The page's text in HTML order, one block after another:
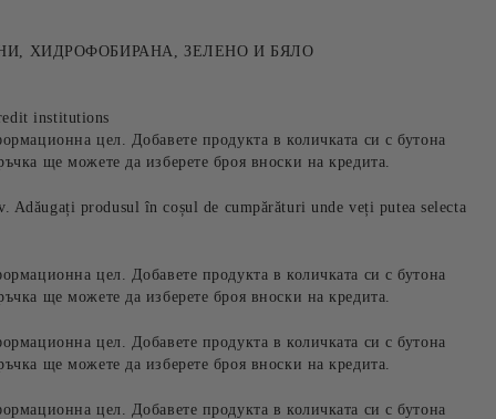
ХИДРОФОБИРАНА, ЗЕЛЕНО И БЯЛО
institutions
цел. Добавете продукта в количката си с бутона
ще можете да изберете броя вноски на кредита.
Adăugați produsul în coșul de cumpărături unde veți putea selecta
цел. Добавете продукта в количката си с бутона
ще можете да изберете броя вноски на кредита.
цел. Добавете продукта в количката си с бутона
ще можете да изберете броя вноски на кредита.
цел. Добавете продукта в количката си с бутона